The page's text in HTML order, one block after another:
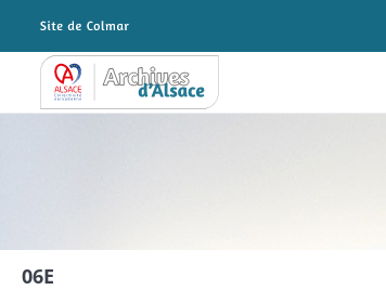
Archives Alsace - Colmar
06E